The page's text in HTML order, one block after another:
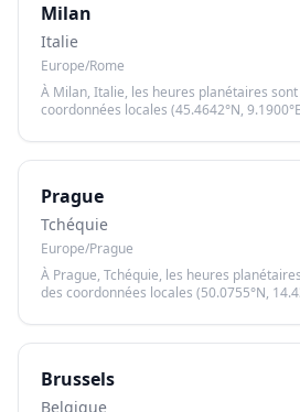
Milan
Italie
Europe/Rome
À Milan, Italie, les heures planétaires
coordonnées locales (45.4642°N,
coucher du soleil.
Prague
Tchéquie
Europe/Prague
À Prague, Tchéquie, les heures
des coordonnées locales (50.0755°N,
lever et le coucher du soleil.
Brussels
Belgique